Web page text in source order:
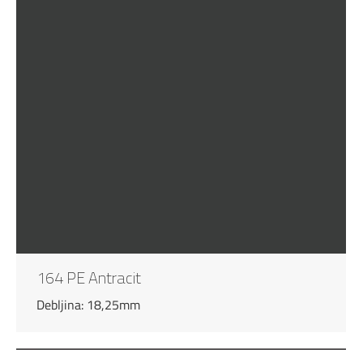
164 PE Antracit
Debljina: 18,25mm